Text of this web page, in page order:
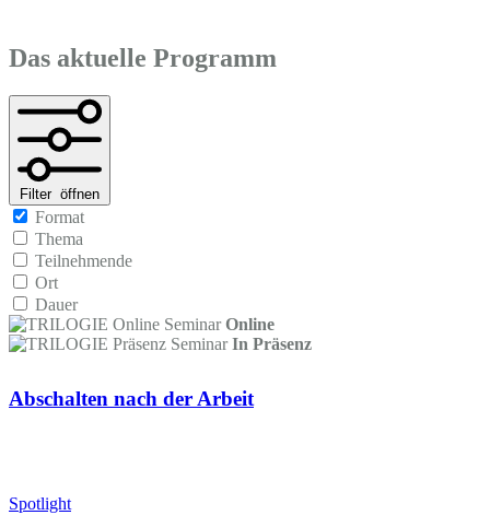
Das aktuelle Programm
Filter öffnen
Format
Thema
Teilnehmende
Ort
Dauer
Online
In Präsenz
Abschalten nach der Arbeit
Spotlight